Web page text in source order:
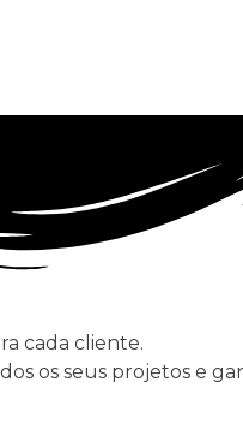
cada cliente.
os seus projetos e